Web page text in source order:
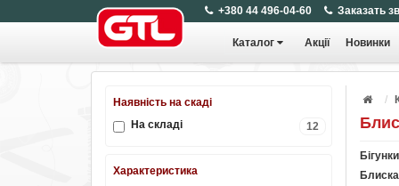
+380 44 496-04-60 Заказать
Каталог Акції Новинки
Наявність на скаді
12
На складі
Характеристика